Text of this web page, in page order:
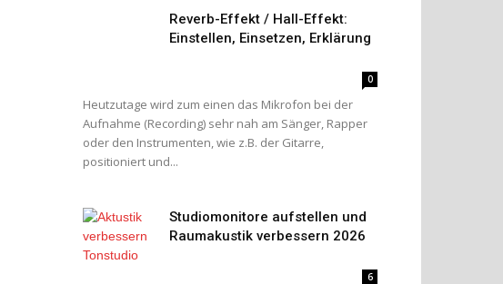
Reverb-Effekt / Hall-Effekt:
Einstellen, Einsetzen, Erklärung
0
Heutzutage wird zum einen das Mikrofon bei der
Aufnahme (Recording) sehr nah am Sänger, Rapper
oder den Instrumenten, wie z.B. der Gitarre,
positioniert und...
Studiomonitore aufstellen und
Raumakustik verbessern 2026
6